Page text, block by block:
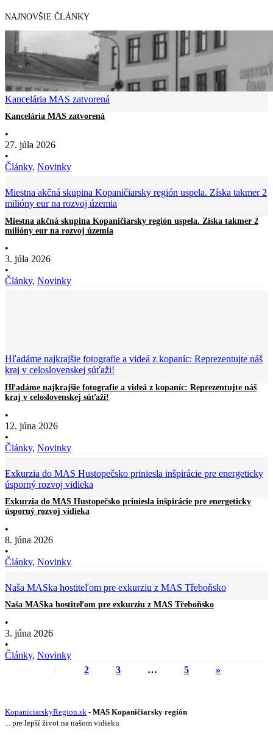
NAJNOVŠIE ČLÁNKY
Kancelária MAS zatvorená
Kancelária MAS zatvorená
•
27. júla 2026
•
Články, Novinky
Miestna akčná skupina Kopaničiarsky región uspela. Získa takmer 2
milióny eur na rozvoj územia
Miestna akčná skupina Kopaničiarsky región uspela. Získa takmer 2
milióny eur na rozvoj územia
•
3. júla 2026
•
Články, Novinky
Hľadáme najkrajšie fotografie a videá z kopaníc: Reprezentujte náš
kraj v celoslovenskej súťaži!
Hľadáme najkrajšie fotografie a videá z kopaníc: Reprezentujte náš
kraj v celoslovenskej súťaži!
•
12. júna 2026
•
Články, Novinky
Exkurzia do MAS Hustopečsko priniesla inšpirácie pre energeticky
úsporný rozvoj vidieka
Exkurzia do MAS Hustopečsko priniesla inšpirácie pre energeticky
úsporný rozvoj vidieka
•
8. júna 2026
•
Články, Novinky
Naša MASka hostiteľom pre exkurziu z MAS Třeboňsko
Naša MASka hostiteľom pre exkurziu z MAS Třeboňsko
•
3. júna 2026
•
Články, Novinky
2 3 … 5 »
KopaniciarskyRegion.sk - MAS Kopaničiarsky región
... pre lepší život na našom vidieku